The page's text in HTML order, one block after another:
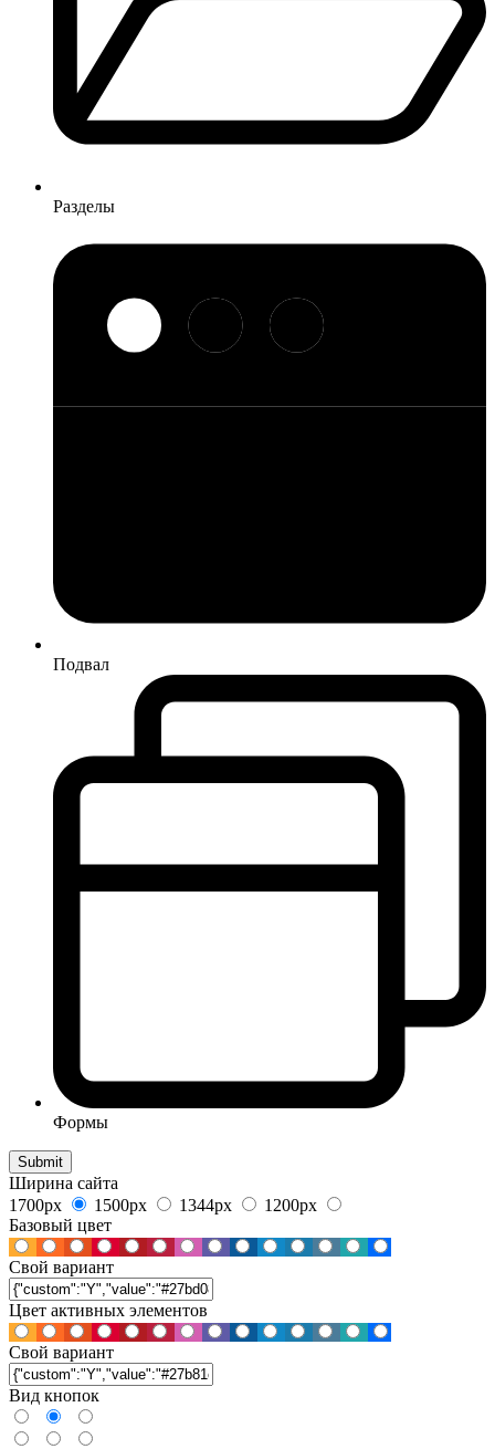
Разделы
Подвал
Формы
Ширина сайта
1700px
1500px 1344px
1200px
Базовый цвет
Свой вариант
Цвет активных элементов
Свой вариант
Вид кнопок